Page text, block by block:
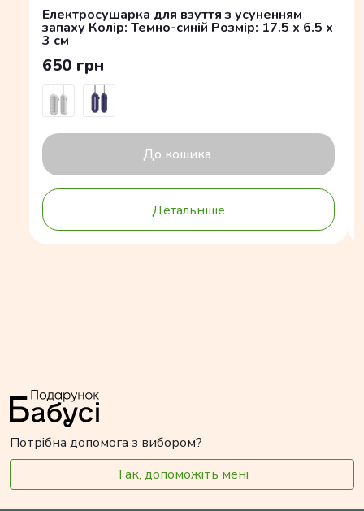
Електросушарка для взуття з усуненням
запаху Колір: Темно-синій Розмір: 17.5 x 6.5 x
3 см
650 грн
До кошика
Детальніше
Потрібна допомога з вибором?
Так, допоможіть мені